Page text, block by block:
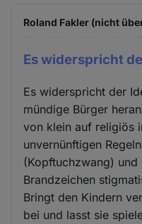
Roland Fakler (nicht
Es widerspricht
Es widerspricht der
mündige Bürger
von klein auf religiös
unvernünftigen
(Kopftuchzwang)
Brandzeichen
Bringt den Kindern
bei und lasst sie